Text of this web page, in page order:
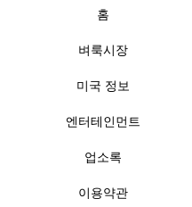
홈
벼룩시장
미국 정보
엔터테인먼트
업소록
이용약관